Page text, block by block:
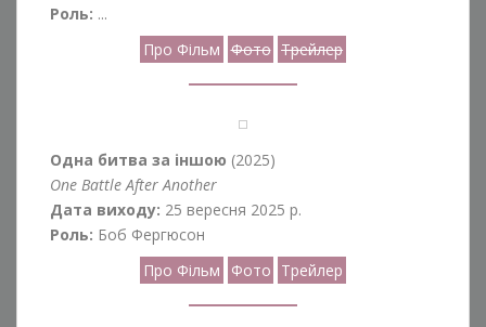
Роль: ...
Про Фільм Фото Трейлер
Одна битва за іншою (2025)
One Battle After Another
Дата виходу: 25 вересня 2025 р.
Роль: Боб Фергюсон
Про Фільм
Фото Трейлер